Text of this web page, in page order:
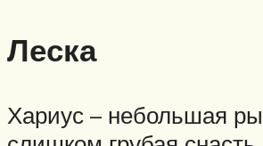
Леска
Хариус – небольшая